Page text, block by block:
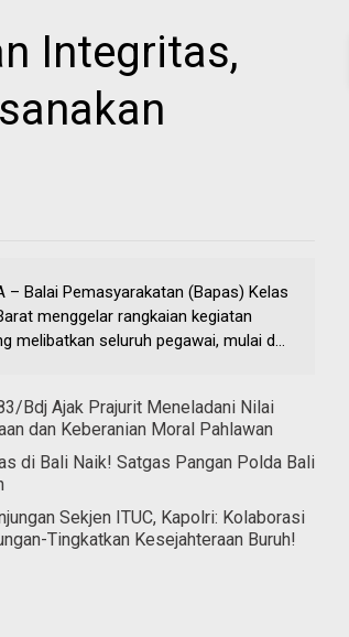
Integritas,
– Balai Pemasyarakatan (Bapas) Kelas
menggelar rangkaian kegiatan
melibatkan seluruh pegawai, mulai d...
Bdj Ajak Prajurit Meneladani Nilai
dan Keberanian Moral Pahlawan
di Bali Naik! Satgas Pangan Polda Bali
Sekjen ITUC, Kapolri: Kolaborasi
Tingkatkan Kesejahteraan Buruh!